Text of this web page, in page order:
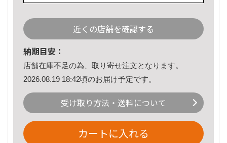
近くの店舗を確認する
納期目安：
店舗在庫不足の為、取り寄せ注文となります。
2026.08.19 18:42頃のお届け予定です。
受け取り方法・送料について
カートに入れる